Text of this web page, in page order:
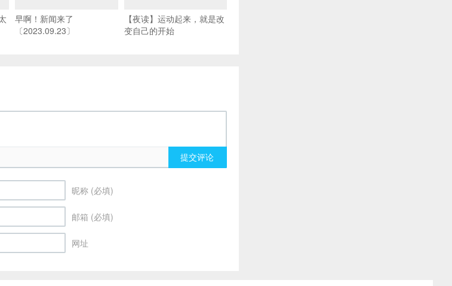
早啊！新闻来了
〔2023.09.23〕
【夜读】运动起来，就是改
变自己的开始
提交评论
昵称 (必填)
邮箱 (必填)
网址